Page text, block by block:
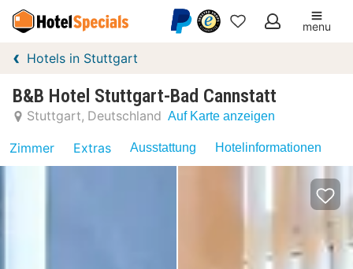
Meine
menu
Hotels in Stuttgart
B&B Hotel Stuttgart-Bad Cannstatt
Stuttgart Deutschland Auf Karte anzeigen
Zimmer Extras Ausstattung Hotelinformationen